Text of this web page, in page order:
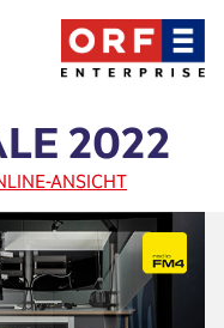
2022
ANSICHT